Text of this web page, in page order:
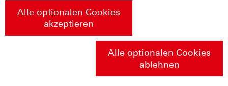
Alle optionalen Cookies
akzeptieren
Alle optionalen Cookies
ablehnen